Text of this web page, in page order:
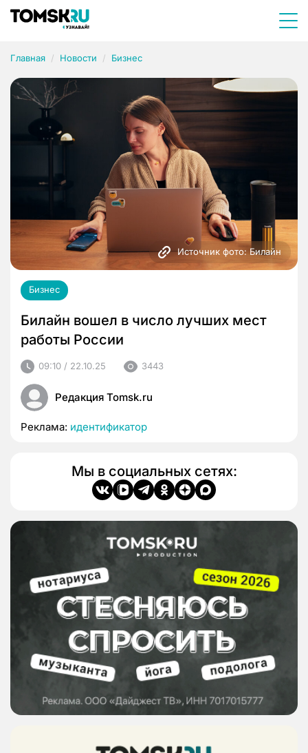
Главная Новости Бизнес
Источник фото: Билайн
Бизнес
Билайн вошел в число лучших мест
работы России
09:10 / 22.10.25 3443
Редакция Tomsk.ru
Реклама: идентификатор
Мы в социальных сетях: